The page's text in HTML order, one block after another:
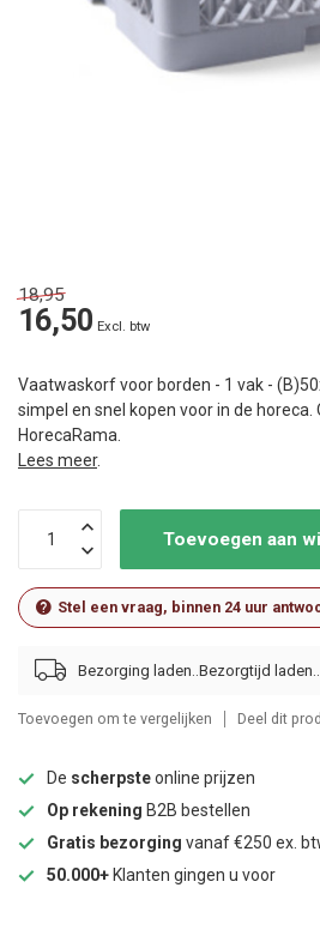
18,95
16,50 Excl. btw
Vaatwaskorf voor borden - 1 vak -
simpel en snel kopen voor in de horeca.
HorecaRama.
Lees meer.
Toevoegen aan
Stel een vraag, binnen 24 uur
Bezorging laden..
Toevoegen om te vergelijken Deel dit
De scherpsteonline prijzen
Op rekening B2B bestellen
Gratis bezorging vanaf €250 ex.
50.000+ Klanten gingen u voor